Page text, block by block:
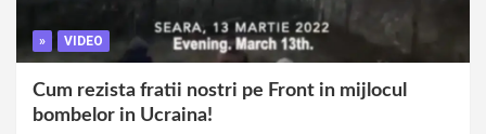
» VIDEO
Cum rezista fratii nostri pe Front in mijlocul
bombelor in Ucraina!